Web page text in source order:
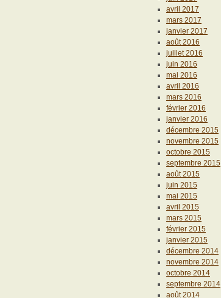
avril 2017
mars 2017
janvier 2017
août 2016
juillet 2016
juin 2016
mai 2016
avril 2016
mars 2016
février 2016
janvier 2016
décembre 2015
novembre 2015
octobre 2015
septembre 2015
août 2015
juin 2015
mai 2015
avril 2015
mars 2015
février 2015
janvier 2015
décembre 2014
novembre 2014
octobre 2014
septembre 2014
août 2014